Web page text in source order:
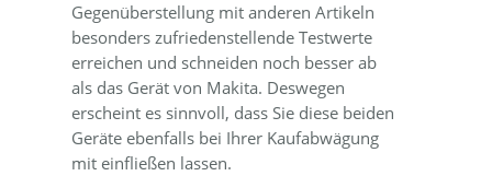
Gegenüberstellung mit anderen Artikeln
besonders zufriedenstellende Testwerte
erreichen und schneiden noch besser ab
als das Gerät von Makita. Deswegen
erscheint es sinnvoll, dass Sie diese beiden
Geräte ebenfalls bei Ihrer Kaufabwägung
mit einfließen lassen.